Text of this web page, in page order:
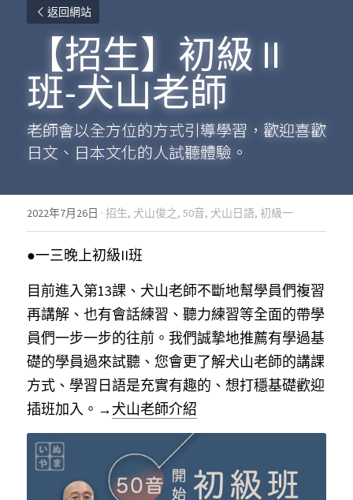
返回網站
【招生】初級 II
班-犬山老師
老師會以全方位的方式引導學習，歡迎喜歡
日文、日本文化的人試聽體驗。
2022年7月26日 · 招生, 犬山俊之, 50音, 犬山日語, 初級一
●一三晚上初級II班
目前進入第13課、犬山老師不斷地幫學員們複習
再講解、也有會話練習、聽力練習等全面的帶學
員們一步一步的往前。我們誠摯地推薦有學過基
礎的學員過來試聽、您會更了解犬山老師的講課
方式、學習日語是充實有趣的、想打穩基礎歡迎
插班加入。 →犬山老師介紹